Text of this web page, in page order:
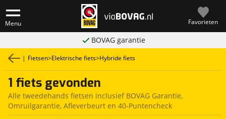
Menu Favorieten
BOVAG garantie
| Fietsen>Elektrische fiets>Hybride fiets
1 fiets gevonden
Alle tweedehands fietsen inclusief BOVAG Garantie,
Omruilgarantie, Afleverbeurt en 40-Puntencheck